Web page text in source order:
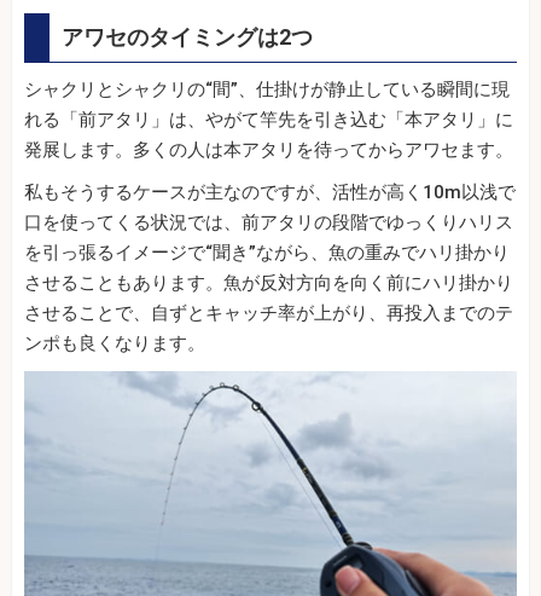
アワセのタイミングは2つ
シャクリとシャクリの“間”、仕掛けが静止している瞬間に現
れる「前アタリ」は、やがて竿先を引き込む「本アタリ」に
発展します。多くの人は本アタリを待ってからアワセます。
私もそうするケースが主なのですが、活性が高く10m以浅で
口を使ってくる状況では、前アタリの段階でゆっくりハリス
を引っ張るイメージで“聞き”ながら、魚の重みでハリ掛かり
させることもあります。魚が反対方向を向く前にハリ掛かり
させることで、自ずとキャッチ率が上がり、再投入までのテ
ンポも良くなります。